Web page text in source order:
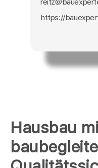
Hausbau
https://